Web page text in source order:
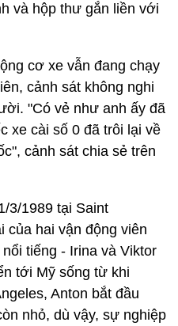
và hộp thư gắn liền với
cơ xe vẫn đang chạy
cảnh sát không nghi
"Có vẻ như anh ấy đã
xe cài số 0 đã trôi lại về
cảnh sát chia sẻ trên
3/1989 tại Saint
của hai vận động viên
tiếng - Irina và Viktor
tới Mỹ sống từ khi
Anton bắt đầu
nhỏ, dù vậy, sự nghiệp